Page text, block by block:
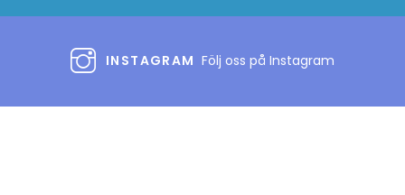
INSTAGRAM Följ oss på Instagram